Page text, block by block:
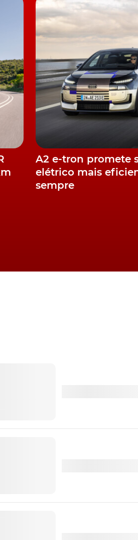
A2 e-tron promete
elétrico mais
sempre